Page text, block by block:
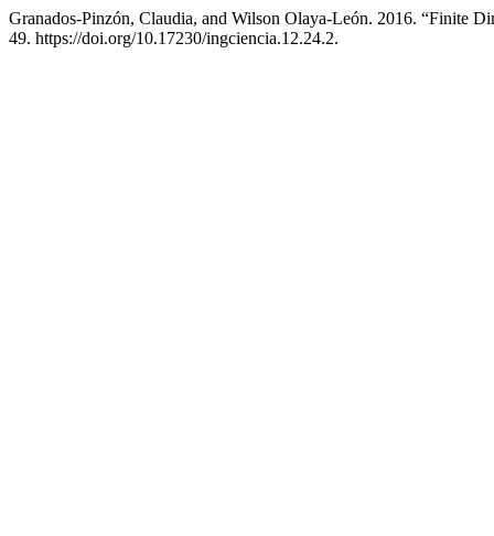
Granados-Pinzón, Claudia, and Wilson Olaya-León. 2016. “Finite
49. https://doi.org/10.17230/ingciencia.12.24.2.